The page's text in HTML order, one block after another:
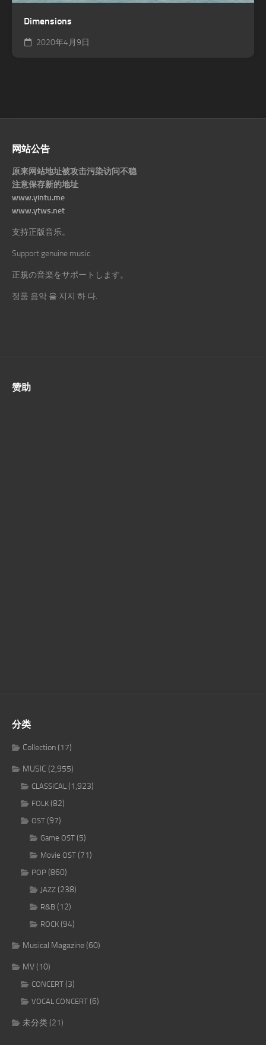
Dimensions
2020年4月9日
网站公告
原来网站地址被攻击污染访问不稳
注意保存新的地址
www.yintu.me
www.ytws.net
支持正版音乐。
Support genuine music.
正規の音楽をサポートします。
정품 음악 을 지지 하 다.
赞助
分类
Collection(17)
MUSIC (2,955)
CLASSICAL (1,923)
FOLK (82)
OST (97)
Game OST (5)
Movie OST (71)
POP (860)
JAZZ (238)
R&B (12)
ROCK (94)
Musical Magazine(60)
MV(10)
CONCERT (3)
VOCAL CONCERT (6)
未分类(21)